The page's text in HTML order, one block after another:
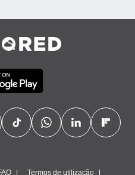
Termos de utilização